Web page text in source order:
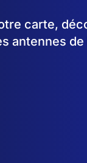
carte,
antennes